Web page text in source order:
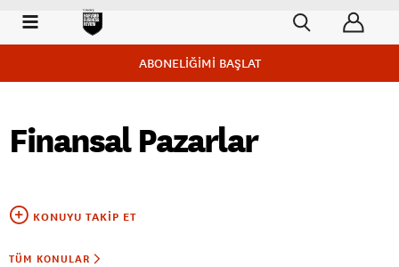
ABONELİĞİMİ BAŞLAT
Finansal Pazarlar
KONUYU TAKIP ET
TÜM KONULAR